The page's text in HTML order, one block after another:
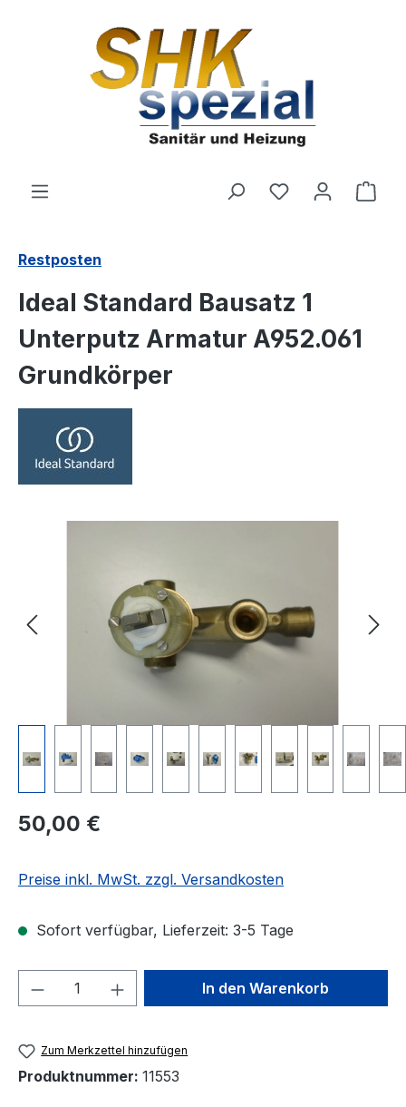
Du hast 0
Restposten
Ideal Standard Bausatz 1
Unterputz Armatur A952.061
Grundkörper
Regulärer Preis:
50,00 €
Preise inkl. MwSt. zzgl. Versandkosten
Sofort verfügbar, Lieferzeit: 3-5 Tage
Produkt Anzahl: Gib denIn den Warenkorb
Zum Merkzettel hinzufügen
Produktnummer: 11553